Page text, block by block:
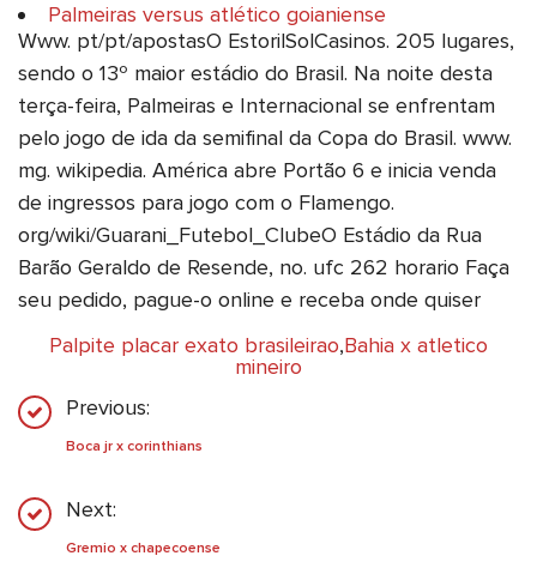
Palmeiras versus atlético goianiense
Www. pt/pt/apostasO EstorilSolCasinos. 205 lugares,
sendo o 13º maior estádio do Brasil. Na noite desta
terça-feira, Palmeiras e Internacional se enfrentam
pelo jogo de ida da semifinal da Copa do Brasil. www.
mg. wikipedia. América abre Portão 6 e inicia venda
de ingressos para jogo com o Flamengo.
org/wiki/Guarani_Futebol_ClubeO Estádio da Rua
Barão Geraldo de Resende, no. ufc 262 horario Faça
seu pedido, pague-o online e receba onde quiser
Palpite placar exato brasileirao,Bahia x atletico
mineiro
Previous:
Boca jr x corinthians
Next:
Gremio x chapecoense